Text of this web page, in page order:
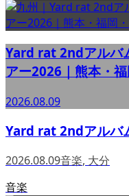
Yard rat 2ndアルバ
アー2026｜熊本・
2026.08.09
Yard rat 2ndアルバ
2026.08.09音楽, 大分
音楽